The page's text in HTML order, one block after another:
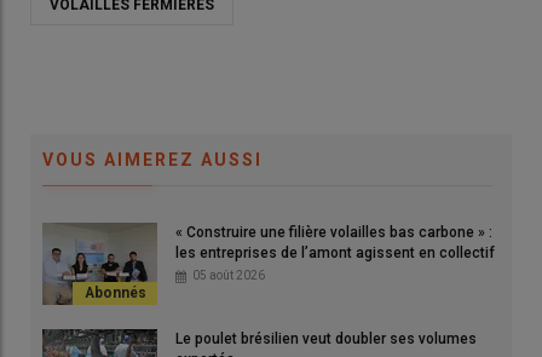
Les volailles fermières Label rouge représentent 13% des
volailles françaises produites. Une proportion stable par
rapport à 2023.
© E. Le Corre
VOLAILLES FERMIÈRES
VOUS AIMEREZ AUSSI
« Construire une filière volailles bas carbone » :
les entreprises de l’amont agissent en collectif
05 août 2026
Le poulet brésilien veut doubler ses volumes